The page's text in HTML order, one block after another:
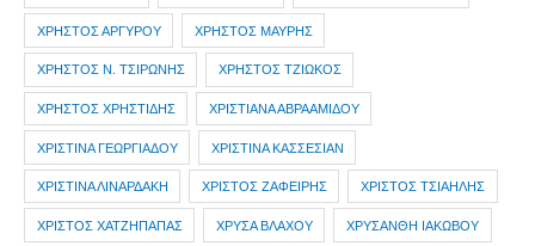
ΧΡΗΣΤΟΣ ΑΡΓΥΡΟΥ ΧΡΗΣΤΟΣ ΜΑΥΡΗΣ
ΧΡΗΣΤΟΣ Ν. ΤΣΙΡΩΝΗΣ ΧΡΗΣΤΟΣ ΤΖΙΩΚΟΣ
ΧΡΗΣΤΟΣ ΧΡΗΣΤΙΔΗΣ ΧΡΙΣΤΙΑΝΑ ΑΒΡΑΑΜΙΔΟΥ
ΧΡΙΣΤΙΝΑ ΓΕΩΡΓΙΑΔΟΥ ΧΡΙΣΤΙΝΑ ΚΑΣΣΕΣΙΑΝ
ΧΡΙΣΤΙΝΑ ΛΙΝΑΡΔΑΚΗ ΧΡΙΣΤΟΣ ΖΑΦΕΙΡΗΣ ΧΡΙΣΤΟΣ ΤΣΙΑΗΛΗΣ
ΧΡΙΣΤΟΣ ΧΑΤΖΗΠΑΠΑΣ ΧΡΥΣΑ ΒΛΑΧΟΥ ΧΡΥΣΑΝΘΗ ΙΑΚΩΒΟΥ